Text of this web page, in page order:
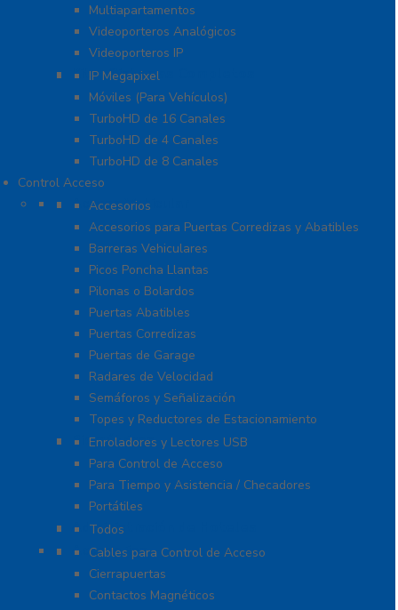
Multiapartamentos
Videoporteros Analógicos
Videoporteros IP
Kits- Sistemas Completos
IP Megapixel
Móviles (Para Vehículos)
TurboHD de 16 Canales
TurboHD de 4 Canales
TurboHD de 8 Canales
Control Acceso
Acceso Vehicular
Accesorios
Accesorios para Puertas Corredizas y Abatibles
Barreras Vehiculares
Picos Poncha Llantas
Pilonas o Bolardos
Puertas Abatibles
Puertas Corredizas
Puertas de Garage
Radares de Velocidad
Semáforos y Señalización
Topes y Reductores de Estacionamiento
Biométricos
Enroladores y Lectores USB
Para Control de Acceso
Para Tiempo y Asistencia / Checadores
Portátiles
Administración de Hoteles
Todos
Accesorios
Cables para Control de Acceso
Cierrapuertas
Contactos Magnéticos